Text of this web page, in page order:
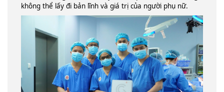
không thể lấy đi bản lĩnh và giá trị của người phụ nữ.